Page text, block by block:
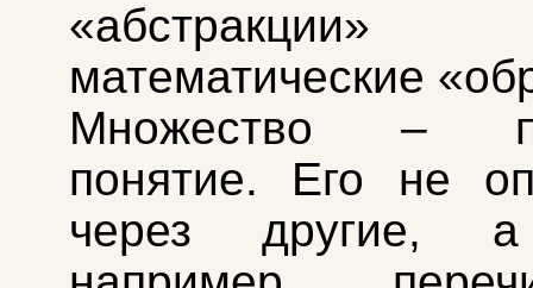
математические
Множество –
понятие. Его не
через другие, а